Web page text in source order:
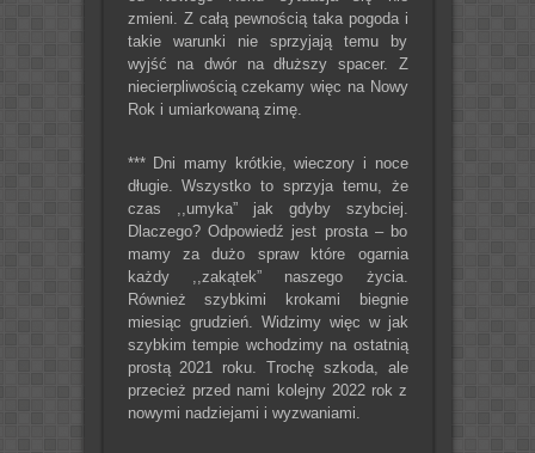
zmieni. Z całą pewnością taka pogoda i
takie warunki nie sprzyjają temu by
wyjść na dwór na dłuższy spacer. Z
niecierpliwością czekamy więc na Nowy
Rok i umiarkowaną zimę.
*** Dni mamy krótkie, wieczory i noce
długie. Wszystko to sprzyja temu, że
czas ,,umyka” jak gdyby szybciej.
Dlaczego? Odpowiedź jest prosta – bo
mamy za dużo spraw które ogarnia
każdy ,,zakątek” naszego życia.
Również szybkimi krokami biegnie
miesiąc grudzień. Widzimy więc w jak
szybkim tempie wchodzimy na ostatnią
prostą 2021 roku. Trochę szkoda, ale
przecież przed nami kolejny 2022 rok z
nowymi nadziejami i wyzwaniami.